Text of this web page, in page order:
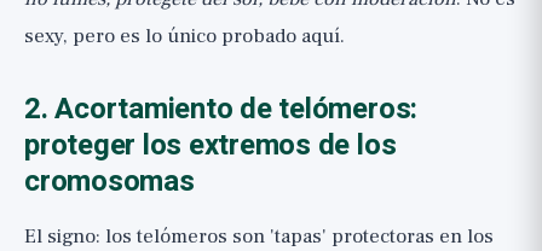
sexy, pero es lo único probado aquí.
2. Acortamiento de telómeros:
proteger los extremos de los
cromosomas
El signo: los telómeros son 'tapas' protectoras en los